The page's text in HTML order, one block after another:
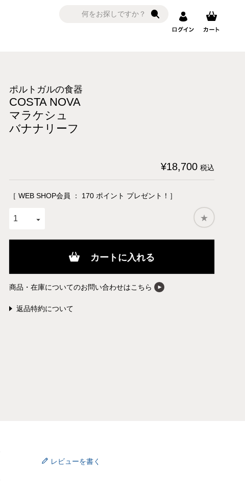
ポルトガルの食器
COSTA NOVA
マラケシュ
バナナリーフ
¥18,700 税込
［ WEB SHOP会員 ： 170 ポイント プレゼント！］
カートに入れる
商品・在庫についてのお問い合わせはこちら
返品特約について
レビューを書く